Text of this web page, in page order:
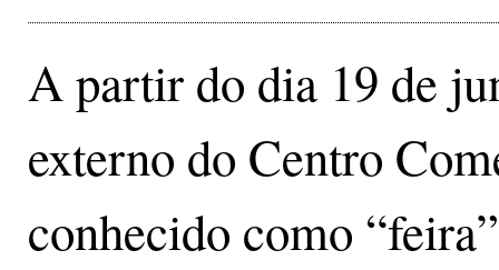
A partir do dia 19 de
externo do Centro
conhecido como